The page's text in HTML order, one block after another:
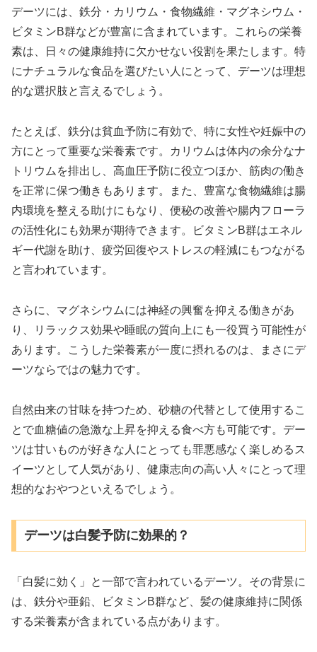
デーツには、鉄分・カリウム・食物繊維・マグネシウム・
ビタミンB群などが豊富に含まれています。これらの栄養
素は、日々の健康維持に欠かせない役割を果たします。特
にナチュラルな食品を選びたい人にとって、デーツは理想
的な選択肢と言えるでしょう。
たとえば、鉄分は貧血予防に有効で、特に女性や妊娠中の
方にとって重要な栄養素です。カリウムは体内の余分なナ
トリウムを排出し、高血圧予防に役立つほか、筋肉の働き
を正常に保つ働きもあります。また、豊富な食物繊維は腸
内環境を整える助けにもなり、便秘の改善や腸内フローラ
の活性化にも効果が期待できます。ビタミンB群はエネル
ギー代謝を助け、疲労回復やストレスの軽減にもつながる
と言われています。
さらに、マグネシウムには神経の興奮を抑える働きがあ
り、リラックス効果や睡眠の質向上にも一役買う可能性が
あります。こうした栄養素が一度に摂れるのは、まさにデ
ーツならではの魅力です。
自然由来の甘味を持つため、砂糖の代替として使用するこ
とで血糖値の急激な上昇を抑える食べ方も可能です。デー
ツは甘いものが好きな人にとっても罪悪感なく楽しめるス
イーツとして人気があり、健康志向の高い人々にとって理
想的なおやつといえるでしょう。
デーツは白髪予防に効果的？
「白髪に効く」と一部で言われているデーツ。その背景に
は、鉄分や亜鉛、ビタミンB群など、髪の健康維持に関係
する栄養素が含まれている点があります。